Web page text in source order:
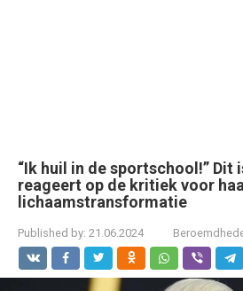
“Ik huil in de sportschool!” Dit
reageert op de kritiek voor
lichaamstransformatie
Published by: 21.06.2024